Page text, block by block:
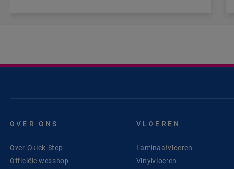
OVER ONS
Over Quick-Step
Officiële webshop
VLOEREN
Laminaatvloeren
Vinylvloeren